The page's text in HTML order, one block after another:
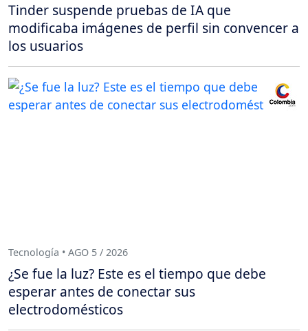
Tinder suspende pruebas de IA que
modificaba imágenes de perfil sin convencer a
los usuarios
Tecnología • AGO 5 / 2026
¿Se fue la luz? Este es el tiempo que debe
esperar antes de conectar sus
electrodomésticos